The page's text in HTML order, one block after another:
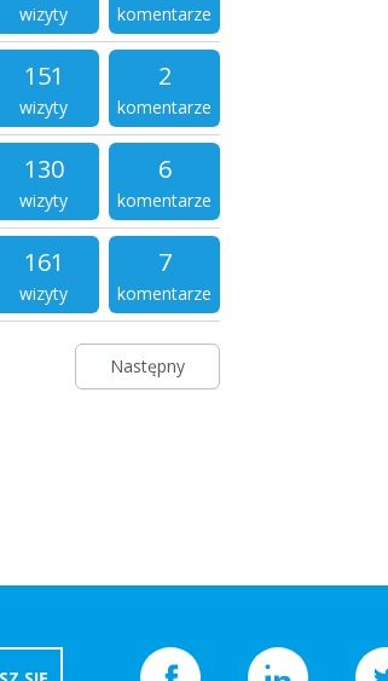
wizyty komentarze
151
wizyty
2
komentarze
130
wizyty
6
komentarze
161
wizyty
7
komentarze
Następny